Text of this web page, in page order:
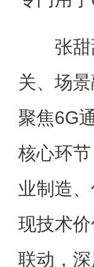
张甜甜
关、场
聚焦6G
核心环
业制造
现技术
联动，